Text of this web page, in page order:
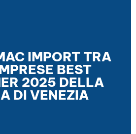
IMPORT TRA
BEST
2025 DELLA
DI VENEZIA